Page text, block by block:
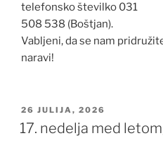
telefonsko številko 031
508 538 (Boštjan).
Vabljeni, da se nam
naravi!
OBJAVLJENO
DNE
26 JULIJA, 2026
17. nedelja med